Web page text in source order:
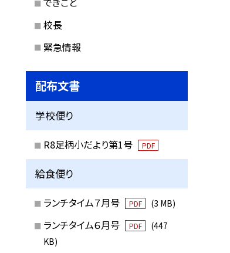
校長
緊急情報
配布文書
学校便り
R8足柄小だより第1号 PDF
給食便り
ランチタイム７月号 PDF (3 MB)
ランチタイム６月号 PDF
(447
KB)